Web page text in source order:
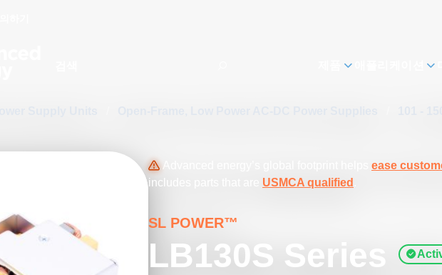
ease
includes parts that are USMCA qualified
SL POWER™
LB130S Series